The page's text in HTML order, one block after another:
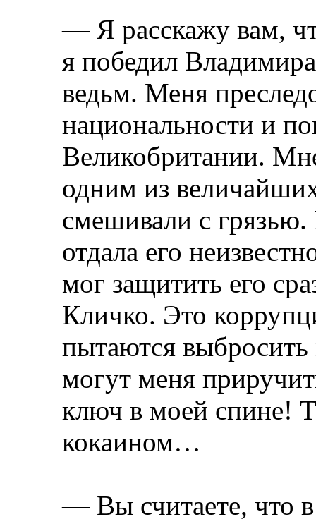
— Я расскажу вам,
я победил
ведьм. Меня
национальности и
Великобритании.
одним из
смешивали с
отдала его
мог защитить его
Кличко. Это
пытаются выбросить
могут меня
ключ в моей спине!
кокаином…
— Вы считаете, что